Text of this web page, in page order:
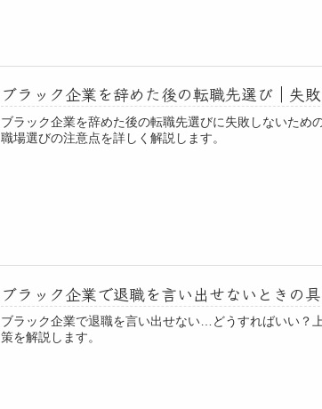
ブラック企業を辞めた後の転職先選び｜失
ブラック企業を辞めた後の転職先選びに失敗しないた
職場選びの注意点を詳しく解説します。
ブラック企業で退職を言い出せないときの
ブラック企業で退職を言い出せない…どうすればいい？
策を解説します。